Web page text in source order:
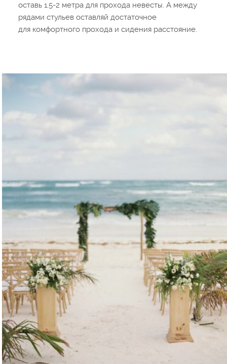
оставь 1.5-2 метра для прохода невесты. А между
рядами стульев оставляй достаточное
для комфортного прохода и сидения расстояние.